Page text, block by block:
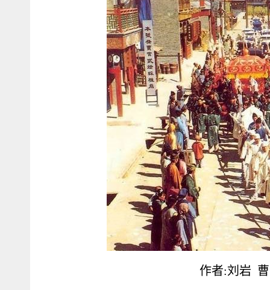
作者:刘岩